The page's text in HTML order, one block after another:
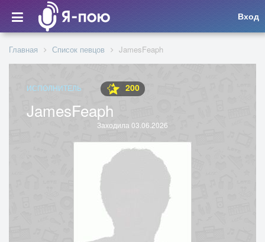
Вход
Главная Список певцов JamesFeaph
ИСПОЛНИТЕЛЬ 200
JamesFeaph
Заходила 03.06.2026